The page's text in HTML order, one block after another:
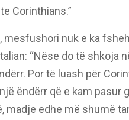
Corinthians.”
mesfushori nuk e ka
“Nëse do të shkoja
Por të luash për
ëndërr që e kam pasur
madje edhe më shumë